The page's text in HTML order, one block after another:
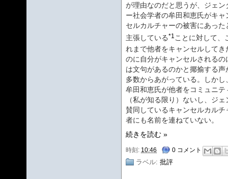
が理由なのだと思うが、ジェン
ー社会学者の牟田和恵氏がキャ
セルカルチャーの被害にあった
主張している*1 ことに対して、
れまで他者をキャンセルしてき
のに自分がキャンセルされるの
は文句があるのかと揶揄する声
多数からあがっている。しかし
牟田和恵氏が他者をコミュニ
（私が知る限り）ないし、ジ
賛同しているキャンセルカル
者にも名前を連ねていない。
続きを読む »
時刻: 10:46 0 コメント
ラベル: 批評